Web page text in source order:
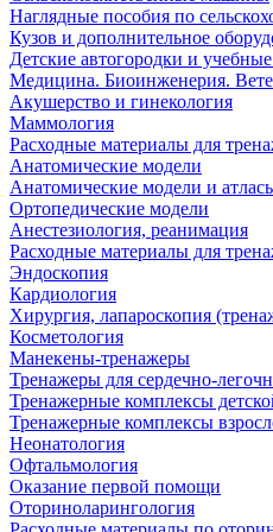
Наглядные пособия по
Кузов и дополнительное
Детские автогородки и
Медицина. Биоинженерия.
Акушерство и гинекология
Маммология
Расходные материалы для
Анатомические модели
Анатомические модели и
Ортопедические модели
Анестезиология, реанимация
Расходные материалы для
Эндоскопия
Кардиология
Хирургия, лапароскопия
Косметология
Манекены-тренажеры
Тренажеры для сердечно-
Тренажерные комплексы
Тренажерные комплексы
Неонатология
Офтальмология
Оказание первой помощи
Оториноларингология